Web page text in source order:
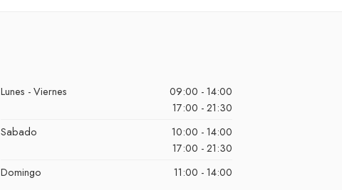
Lunes - Viernes
09:00 - 14:00
17:00 - 21:30
Sabado
10:00 - 14:00
17:00 - 21:30
Domingo
11:00 - 14:00